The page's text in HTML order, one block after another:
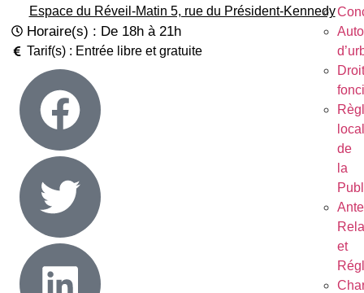
Droit
local
de
la
et
Espace du Réveil-Matin 5, rue du Président-Kennedy
Horaire(s) : De 18h à 21h
Tarif(s) : Entrée libre et gratuite